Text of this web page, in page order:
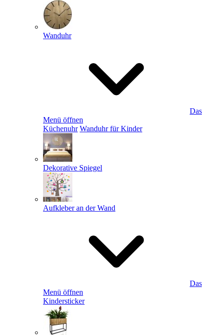
Wanduhr
Das
Menü öffnen
Küchenuhr Wanduhr für Kinder
Dekorative Spiegel
Aufkleber an der Wand
Das
Menü öffnen
Kindersticker